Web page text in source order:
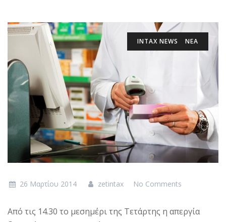
INTAX NEWS ΝΕΑ
26 Μαρτίου 2014 zetintax No Comments
Από τις 14.30 το μεσημέρι της Τετάρτης η απεργία